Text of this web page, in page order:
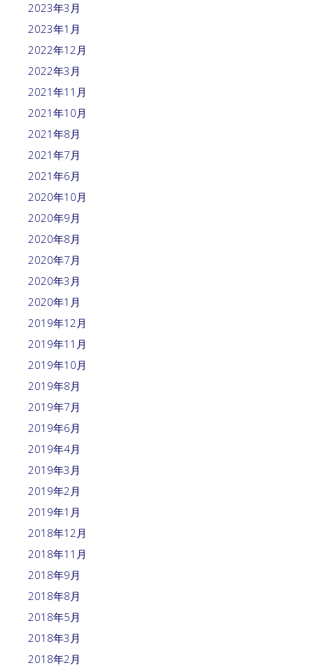
2023年3月
2023年1月
2022年12月
2022年3月
2021年11月
2021年10月
2021年8月
2021年7月
2021年6月
2020年10月
2020年9月
2020年8月
2020年7月
2020年3月
2020年1月
2019年12月
2019年11月
2019年10月
2019年8月
2019年7月
2019年6月
2019年4月
2019年3月
2019年2月
2019年1月
2018年12月
2018年11月
2018年9月
2018年8月
2018年5月
2018年3月
2018年2月